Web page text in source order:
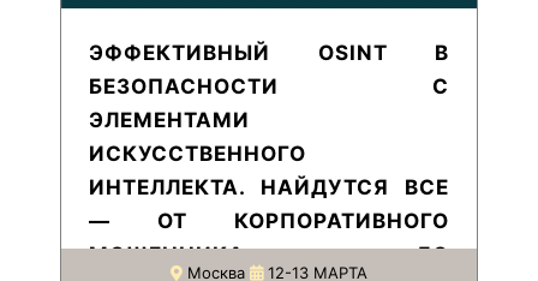
ЭФФЕКТИВНЫЙ OSINT В
БЕЗОПАСНОСТИ С
ЭЛЕМЕНТАМИ
ИСКУССТВЕННОГО
ИНТЕЛЛЕКТА. НАЙДУТСЯ ВСЕ
— ОТ КОРПОРАТИВНОГО
МОШЕННИКА ДО
Москва 12-13 МАРТА